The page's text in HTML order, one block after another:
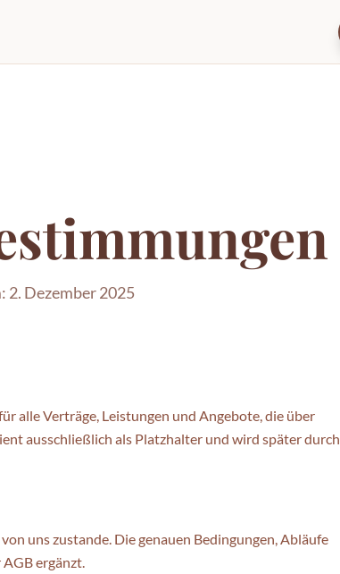
Dezember 2025
alle Verträge, Leistungen und Angebote, die über
ausschließlich als Platzhalter und wird später durch
uns zustande. Die genauen Bedingungen, Abläufe
ergänzt.